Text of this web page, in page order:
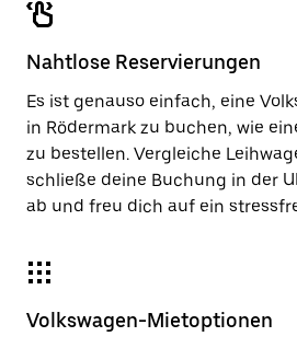
Nahtlose Reservierungen
Es ist genauso einfach, eine
in Rödermark zu buchen, wie
zu bestellen. Vergleiche
schließe deine Buchung in der
ab und freu dich auf ein
Volkswagen-Mietoptionen